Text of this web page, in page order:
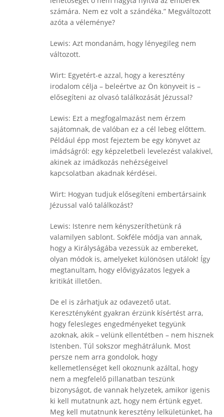
számára. Nem ez volt a szándéka.” Megváltozott
azóta a véleménye?
Lewis: Azt mondanám, hogy lényegileg nem
változott.
Wirt: Egyetért-e azzal, hogy a keresztény
irodalom célja – beleértve az Ön könyveit is –
elősegíteni az olvasó találkozását Jézussal?
Lewis: Ezt a megfogalmazást nem érzem
sajátomnak, de valóban ez a cél lebeg előttem.
Például épp most fejeztem be egy könyvet az
imádságról: egy képzeletbeli levelezést valakivel,
akinek az imádkozás nehézségeivel
kapcsolatban akadnak kérdései.
Wirt: Hogyan tudjuk elősegíteni embertársaink
Jézussal való találkozást?
Lewis: Istenre nem kényszeríthetünk rá
valamilyen sablont. Sokféle módja van annak,
hogy a Királyságába vezessük az embereket,
olyan módok is, amelyeket különösen utálok! Így
megtanultam, hogy elővigyázatos legyek a
kritikát illetően.
De el is zárhatjuk az odavezető utat.
Keresztényként gyakran érzünk kísértést arra,
hogy felesleges engedményeket tegyünk
azoknak, akik – velünk ellentétben – nem hisznek
Istenben. Túl sokszor meghátrálunk. Most
persze nem arra gondolok, hogy
kellemetlenséget kell okoznunk azáltal, hogy
nem a megfelelő pillanatban teszünk
bizonyságot, de vannak helyzetek, amikor igenis
ki kell mutatnunk azt, hogy nem értünk egyet.
Meg kell mutatnunk keresztény lelkületünket, ha